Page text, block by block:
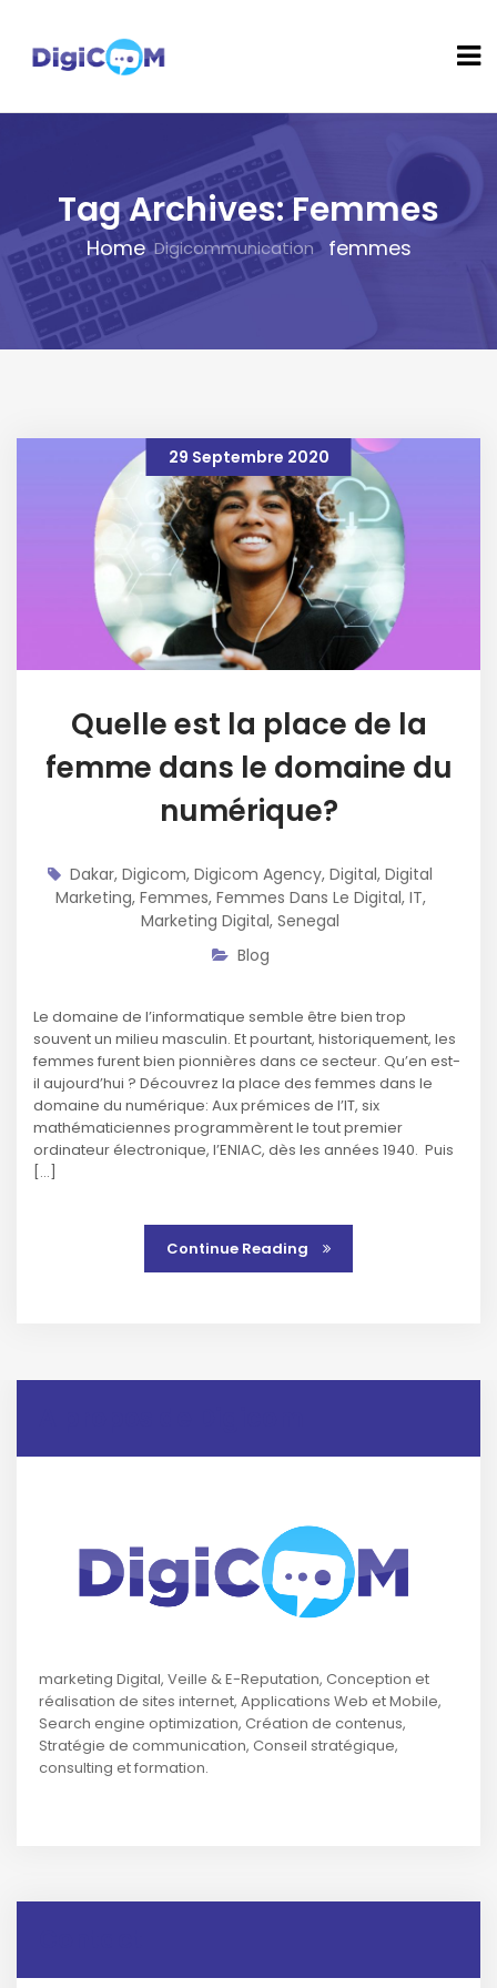
Tag Archives: Femmes
Home femmes
marketing Digital, Veille & E-Reputation, Conception et
réalisation de sites internet, Applications Web et Mobile,
Search engine optimization, Création de contenus,
Stratégie de communication, Conseil stratégique,
consulting et formation.
29 Septembre 2020
Quelle est la place de la
femme dans le domaine du
numérique?
Dakar, Digicom, Digicom Agency, Digital, Digital
Marketing, Femmes, Femmes Dans Le Digital, IT,
Marketing Digital, Senegal
Blog
Le domaine de l’informatique semble être bien trop
souvent un milieu masculin. Et pourtant, historiquement, les
femmes furent bien pionnières dans ce secteur. Qu’en est-
il aujourd’hui ? Découvrez la place des femmes dans le
domaine du numérique: Aux prémices de l’IT, six
mathématiciennes programmèrent le tout premier
ordinateur électronique, l’ENIAC, dès les années 1940. Puis
[…]
Continue Reading